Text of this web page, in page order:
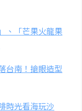
、「芒果火龍果
台南！搶眼造型
時光看海玩沙